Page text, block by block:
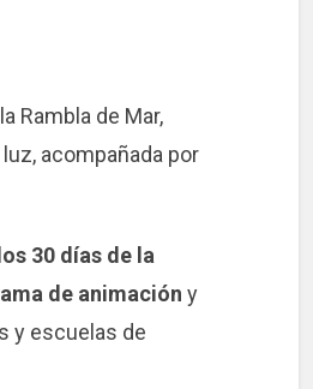
Rambla de Mar,
acompañada por
30 días de la
de animación y
y escuelas de